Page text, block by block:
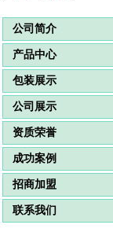
公司简介
产品中心
包装展示
公司展示
资质荣誉
成功案例
招商加盟
联系我们